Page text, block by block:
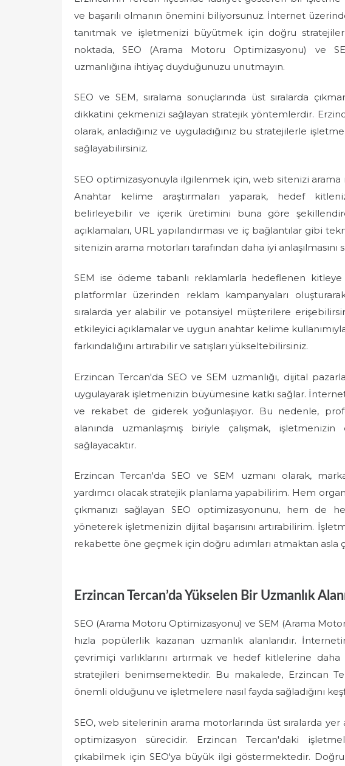
e
n
ve başarılı olmanın önemini biliyorsunuz. İnternet
tanıtmak ve işletmenizi büyütmek için doğru
noktada, SEO (Arama Motoru Optimizasyonu) ve
uzmanlığına ihtiyaç duyduğunuzu unutmayın.
SEO ve SEM, sıralama sonuçlarında üst sıralarda
dikkatini çekmenizi sağlayan stratejik yöntemlerdir.
olarak, anladığınız ve uyguladığınız bu stratejilerle
sağlayabilirsiniz.
SEO optimizasyonuyla ilgilenmek için, web sitenizi
Anahtar kelime araştırmaları yaparak, hedef
belirleyebilir ve içerik üretimini buna göre
açıklamaları, URL yapılandırması ve iç bağlantılar gibi
sitenizin arama motorları tarafından daha iyi anlaşılmasını
SEM ise ödeme tabanlı reklamlarla hedeflenen kitleye
platformlar üzerinden reklam kampanyaları
sıralarda yer alabilir ve potansiyel müşterilere
etkileyici açıklamalar ve uygun anahtar kelime
farkındalığını artırabilir ve satışları yükseltebilirsiniz.
Erzincan Tercan'da SEO ve SEM uzmanlığı, dijital
uygulayarak işletmenizin büyümesine katkı sağlar.
ve rekabet de giderek yoğunlaşıyor. Bu nedenle,
alanında uzmanlaşmış biriyle çalışmak, işletmenizin
sağlayacaktır.
Erzincan Tercan'da SEO ve SEM uzmanı olarak,
yardımcı olacak stratejik planlama yapabilirim. Hem
çıkmanızı sağlayan SEO optimizasyonunu, hem de
yöneterek işletmenizin dijital başarısını artırabilirim.
rekabette öne geçmek için doğru adımları atmaktan asla
Erzincan Tercan’da Yükselen Bir Uzmanlık
SEO (Arama Motoru Optimizasyonu) ve SEM (Arama
hızla popülerlik kazanan uzmanlık alanlarıdır.
çevrimiçi varlıklarını artırmak ve hedef kitlelerine
stratejileri benimsemektedir. Bu makalede, Erzincan
önemli olduğunu ve işletmelere nasıl fayda sağladığını
SEO, web sitelerinin arama motorlarında üst sıralarda yer
optimizasyon sürecidir. Erzincan Tercan'daki
çıkabilmek için SEO'ya büyük ilgi göstermektedir.